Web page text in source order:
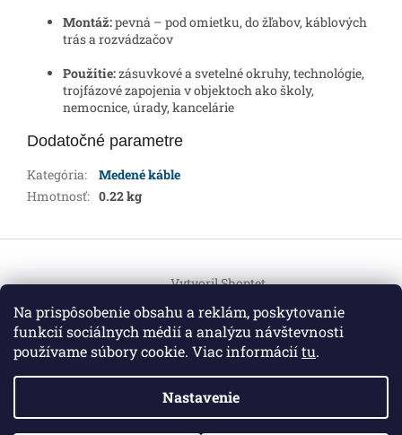
Na prispôsobenie obsahu a reklám, poskytovanie
funkcií sociálnych médií a analýzu návštevnosti
používame súbory cookie. Viac informáciítu.
Nastavenie
Montáž:pevná – pod omietku, do žľabov, káblových
trás a rozvádzačov
Použitie:zásuvkové a svetelné okruhy, technológie,
trojfázové zapojenia v objektoch ako školy,
nemocnice, úrady, kancelárie
Dodatočné parametre
Kategória:
Medené káble
Hmotnosť: 0.22 kg
p
Vytvoril Shoptet
Copyright 2026HEMI Elektro. Všetky práva vyhradené.
Upraviť nastavenie cookies